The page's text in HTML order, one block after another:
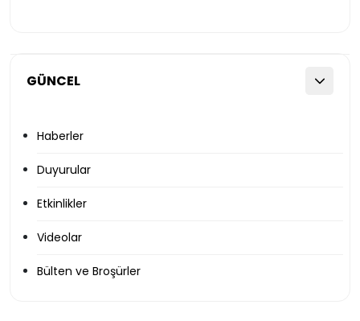
GÜNCEL
Haberler
Duyurular
Etkinlikler
Videolar
Bülten ve Broşürler